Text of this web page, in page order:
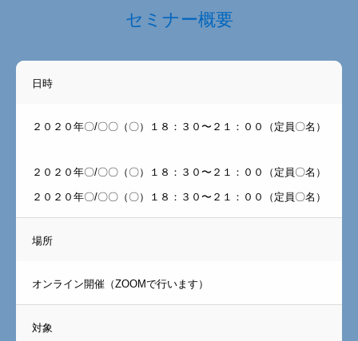
セミナー概要
日時
２０２０年〇/〇〇（〇）１８：３０〜２１：００（定員〇名）
２０２０年〇/〇〇（〇）１８：３０〜２１：００（定員〇名）
２０２０年〇/〇〇（〇）１８：３０〜２１：００（定員〇名）
場所
オンライン開催（ZOOMで行います）
対象